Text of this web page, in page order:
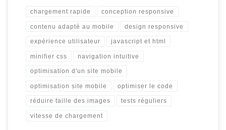
chargement rapide conception responsive
contenu adapté au mobile design responsive
expérience utilisateur javascript et html
minifier css navigation intuitive
optimisation d'un site mobile
optimisation site mobile optimiser le code
réduire taille des images tests réguliers
vitesse de chargement